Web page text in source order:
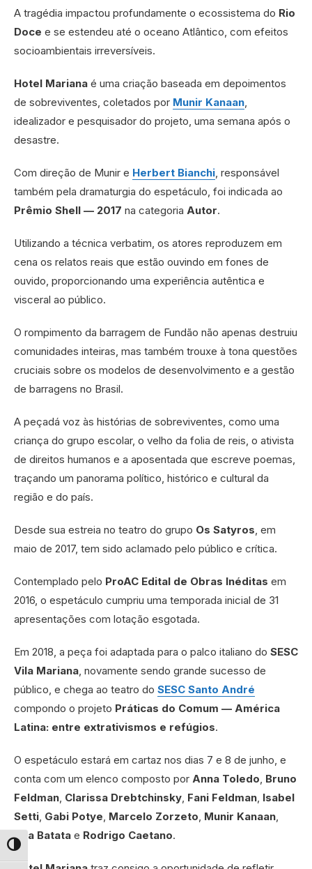
Alternar alto contraste
A tragédia impactou profundamente o ecossistema do Rio
Doce e se estendeu até o oceano Atlântico, com efeitos
socioambientais irreversíveis.
Hotel Mariana é uma criação baseada em depoimentos
de sobreviventes, coletados por Munir Kanaan
idealizador e pesquisador do projeto, uma semana após o
desastre.
Com direção de Munir e Herbert Bianchi , responsável
também pela dramaturgia do espetáculo, foi indicada ao
Prêmio Shell — 2017 na categoria Autor.
Utilizando a técnica verbatim, os atores reproduzem em
cena os relatos reais que estão ouvindo em fones de
ouvido, proporcionando uma experiência autêntica e
visceral ao público.
O rompimento da barragem de Fundão não apenas destruiu
comunidades inteiras, mas também trouxe à tona questões
cruciais sobre os modelos de desenvolvimento e a gestão
de barragens no Brasil.
A peçadá voz às histórias de sobreviventes, como uma
criança do grupo escolar, o velho da folia de reis, o ativista
de direitos humanos e a aposentada que escreve poemas,
traçando um panorama político, histórico e cultural da
região e do país.
Desde sua estreia no teatro do grupo Os Satyros , em
maio de 2017, tem sido aclamado pelo público e crítica.
Contemplado pelo ProAC Edital de Obras Inéditas em
2016, o espetáculo cumpriu uma temporada inicial de 31
apresentações com lotação esgotada.
Em 2018, a peça foi adaptada para o palco italiano do SESC
Vila Mariana , novamente sendo grande sucesso de
público, e chega ao teatro do SESC Santo André
compondo o projeto Práticas do Comum — América
Latina: entre extrativismos e refúgios.
O espetáculo estará em cartaz nos dias 7 e 8 de junho, e
conta com um elenco composto por Anna Toledo Bruno
Feldman Clarissa Drebtchinsky Fani Feldman Isabel
Setti Gabi Potye Marcelo Zorzeto Munir Kanaan
Rita Batata e Rodrigo Caetano.